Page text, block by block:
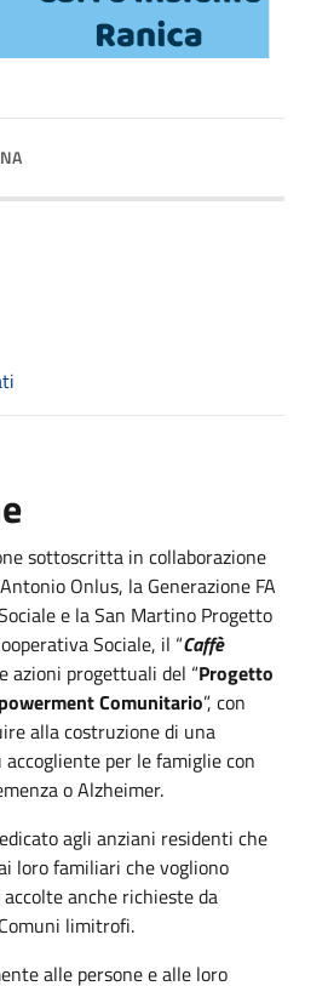
sottoscritta in collaborazione
Onlus, la Generazione FA
e la San Martino Progetto
Sociale, il “Caffè
azioni progettuali del “Progetto
Comunitario”, con
alla costruzione di una
per le famiglie con
o Alzheimer.
agli anziani residenti che
loro familiari che vogliono
anche richieste da
limitrofi.
alle persone e alle loro